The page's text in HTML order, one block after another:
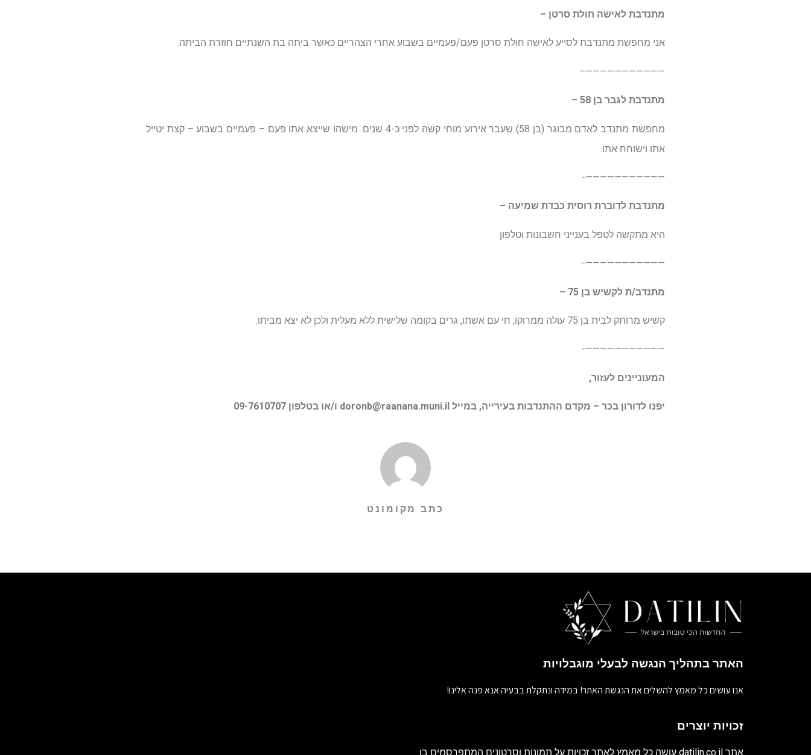
מתנדבת לאישה חולת סרטן –
אני מחפשת מתנדבת לסייע לאישה חולת סרטן פעם/פעמיים בשבוע אחרי הצהריים כאשר ביתה בת השנתיים חוזרת הביתה.
———————————–
מתנדבת לגבר בן 58 –
מחפשת מתנדב לאדם מבוגר (בן 58) שעבר אירוע מוחי קשה לפני כ-4 שנים. מישהו שייצא אתו פעם – פעמיים בשבוע – קצת יטייל
אתו וישוחח אתו.
———————————-
מתנדבת לדוברת רוסית כבדת שמיעה –
היא מתקשה לטפל בענייני חשבונות וטלפון
———————————-
מתנדב/ת לקשיש בן 75 –
קשיש מרותק לבית בן 75 עולה ממרוקו, חי עם אשתו, גרים בקומה שלישית ללא מעלית ולכן לא יצא מביתו.
———————————-
המעוניינים לעזור,
יפנו לדורון בכר – מקדם ההתנדבות בעירייה, במייל doronb@raanana.muni.il ו/או בטלפון 09-7610707
כתב מקומונט
האתר בתהליך הנגשה לבעלי מוגבלויות
אנו עושים כל מאמץ להשלים את הנגשת האתר! במידה ונתקלת בבעיה אנא פנה אלינו!
זכויות יוצרים
אתר datilin.co.il עושה כל מאמץ לאתר זכויות על תמונות וסרטונים המתפרסמים בו.